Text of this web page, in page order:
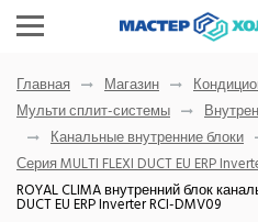
Главная Магазин
Мульти сплит-системы
Канальные внутренние блоки
Серия MULTI FLEXI DUCT EU ERP
ROYAL CLIMA внутренний блок
DUCT EU ERP Inverter RCI-DMV09